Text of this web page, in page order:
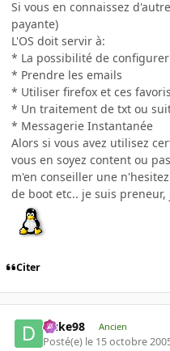
Si vous en connaissez
payante)
L'OS doit servir à:
* La possibilité de
* Prendre les emails
* Utiliser firefox et ces favoris
* Un traitement de txt ou
* Messagerie Instantanée
Alors si vous avez utilisez
vous en soyez content ou
m'en conseiller une
de boot etc.. je suis
Citer
Duke98 Ancien
Posté(e) le 15 octobre